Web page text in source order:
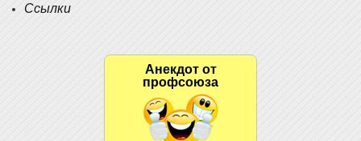
Ссылки
Анекдот от
профсоюза